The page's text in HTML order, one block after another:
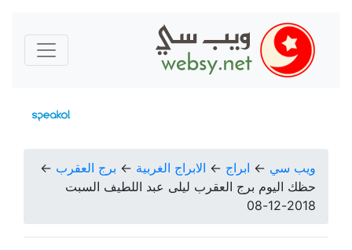
ويب سي ← ابراج ← الابراج الغربية ← برج العقرب ←
حظك اليوم برج العقرب ليلى عبد اللطيف السبت
2018-12-08